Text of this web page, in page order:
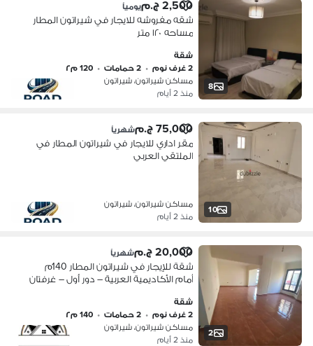
8
2,500 ج.م يومياً
شقه مفروشه للايجار في شيراتون المطار
مساحه ١٢٠ متر
شقة
2 غرف نوم
• 2 حمامات • 120 م٢
مساكن شيراتون، شيراتون
منذ 2 أيام
10
75,000 ج.م شهرياً
مقر اداري للايجار في شيراتون المطار في
الملتقي العربي
مساكن شيراتون، شيراتون
منذ 2 أيام
2
20,000 ج.م شهرياً
شقة للإيجار في شيراتون المطار 140م
أمام الأكاديمية العربية – دور أول – غرفتان
شقة
2 غرف نوم
• 2 حمامات • 140 م٢
مساكن شيراتون، شيراتون
منذ 2 أيام